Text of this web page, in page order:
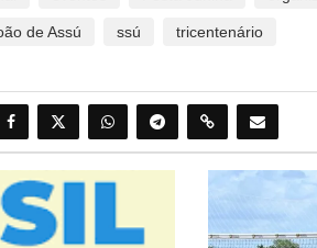
de Assú ssú tricentenário